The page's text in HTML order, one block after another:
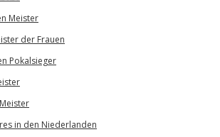
Meister
der Frauen
Pokalsieger
in den Niederlanden